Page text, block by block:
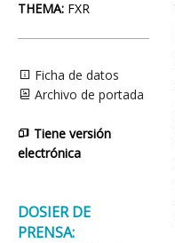
THEMA: FXR
Ficha de datos
Archivo de portada
Tiene versión
electrónica
DOSIER DE
PRENSA: